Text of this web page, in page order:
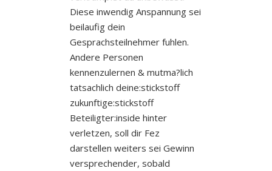
Diese inwendig Anspannung sei
beilaufig dein
Gesprachsteilnehmer fuhlen.
Andere Personen
kennenzulernen & mutma?lich
tatsachlich deine:stickstoff
zukunftige:stickstoff
Beteiligter:inside hinter
verletzen, soll dir Fez
darstellen weiters sei Gewinn
versprechender, sobald